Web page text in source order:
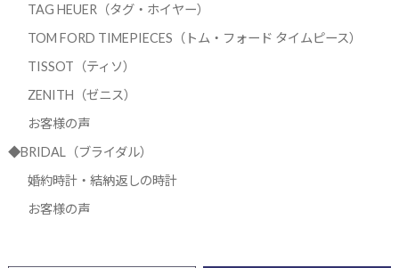
TAG HEUER（タグ・ホイヤー）
TOM FORD TIMEPIECES（トム・フォード タイムピース）
TISSOT（ティソ）
ZENITH（ゼニス）
お客様の声
◆BRIDAL（ブライダル）
婚約時計・結納返しの時計
お客様の声